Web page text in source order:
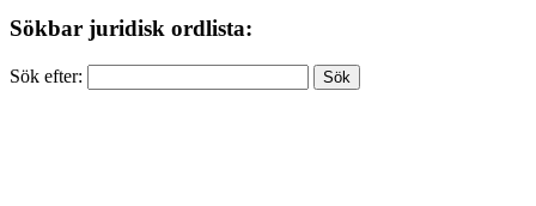
Sökbar juridisk ordlista:
Sök efter: